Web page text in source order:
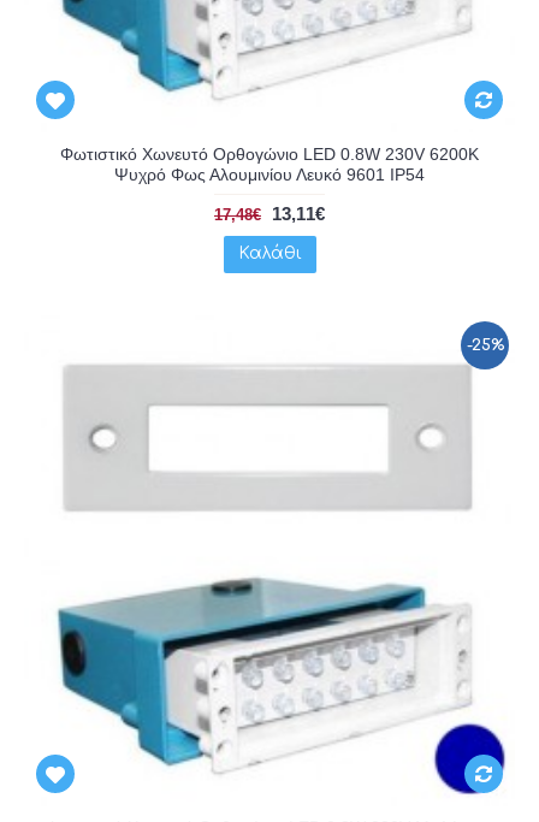
Φωτιστικό Χωνευτό Ορθογώνιο LED 0.8W 230V 6200K
Ψυχρό Φως Αλουμινίου Λευκό 9601 IP54
17,48€ 13,11€
Καλάθι
-25%